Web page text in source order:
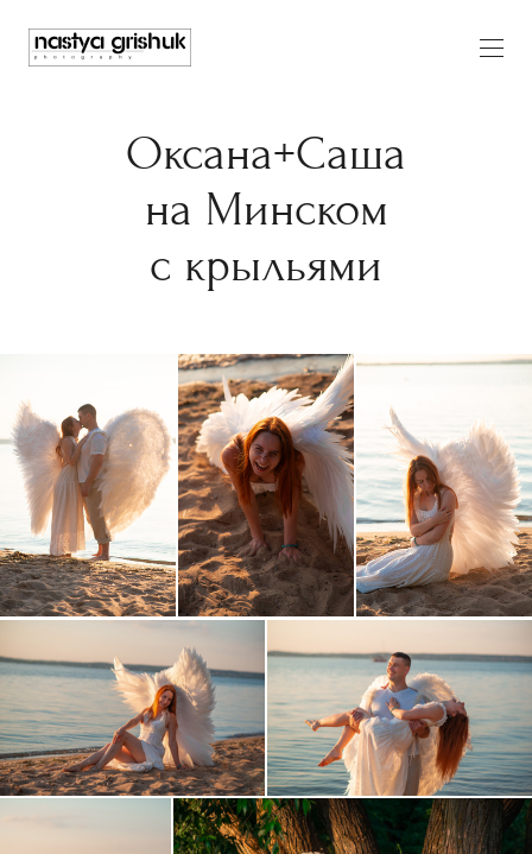
Оксана+Саша
на Минском
с крыльями